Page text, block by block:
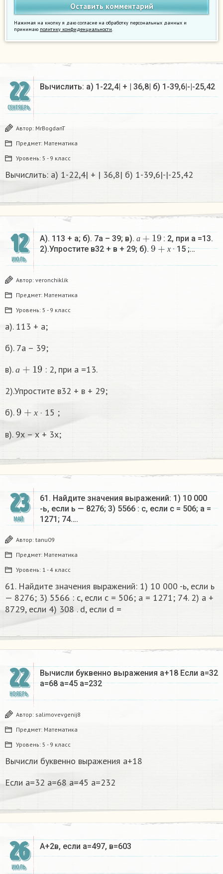
Нажимая на кнопку я даю согласие на обработку персональных данных и
принимаю политику конфиденциальности.
22
СЕНТЯБРЬ
Вычислить: а) 1-22,4| + | 36,8| б) 1-39,6|-|-25,42​
Автор: MrBogdanT
Предмет: Математика
Уровень: 5 - 9 класс
Вычислить: а) 1-22,4| + | 36,8| б) 1-39,6|-|-25,42​
12
ИЮЛЬ
А). 113 + а; б). 7а – 39; в). а
+19
: 2, при а =13.
2).Упростите в32 + в + 29; б).
х
9+ х
· 15 ;…
Автор: veronchiklik
Предмет: Математика
Уровень: 5 - 9 класс
а). 113 + а;
б). 7а – 39;
в).
а
19
: 2, при а =13.
2).Упростите в32 + в + 29;
б).
х
9
· 15 ;
в). 9х – х + 3х;
23
МАЙ
61. Найдите значения выражений: 1) 10 000
-ь, если ь — 8276; 3) 5566 : c, если с = 506; a =
1271; 74….
Автор: tanu09
Предмет: Математика
Уровень: 1 - 4 класс
61. Найдите значения выражений: 1) 10 000 -ь, если ь
— 8276; 3) 5566 : c, если с = 506; a = 1271; 74. 2) а +
8729, если 4) 308 . d, если d =​
22
НОЯБРЬ
Вычисли буквенно выражения а+18 Если а=32
а=68 а=45 а=232
Автор: salimovevgenij8
Предмет: Математика
Уровень: 5 - 9 класс
Вычисли буквенно выражения а+18
Если а=32 а=68 а=45 а=232
26
ИЮЛЬ
А+2в, если а=497, в=603​